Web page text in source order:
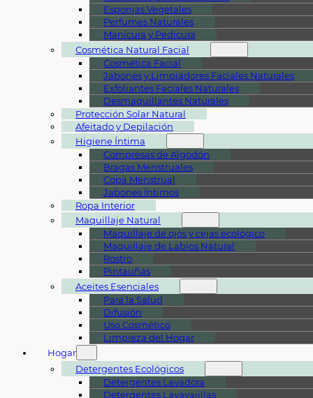
Esponjas Vegetales
Perfumes Naturales
Manicura y Pedicura
Cosmética Natural Facial
Cosmética Facial
Jabones y Limpiadores Faciales Naturales
Exfoliantes Faciales Naturales
Desmaquillantes Naturales
Protección Solar Natural
Afeitado y Depilación
Higiene Íntima
Compresas de Algodón
Bragas Menstruales
Copa Menstrual
Jabones Íntimos
Ropa Interior
Maquillaje Natural
Maquillaje de ojos y cejas ecológico
Maquillaje de Labios Natural
Rostro
Pintauñas
Aceites Esenciales
Para la Salud
Difusión
Uso Cosmético
Limpieza del Hogar
Hogar
Detergentes Ecológicos
Detergentes Lavadora
Detergentes Lavavajillas